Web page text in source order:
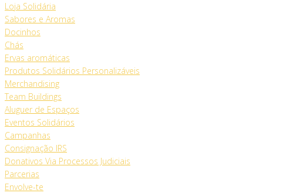
Loja Solidária
Sabores e Aromas
Docinhos
Chás
Ervas aromáticas
Produtos Solidários Personalizáveis
Merchandising
Team Buildings
Aluguer de Espaços
Eventos Solidários
Campanhas
Consignação IRS
Donativos Via Processos Judiciais
Parcerias
Envolve-te